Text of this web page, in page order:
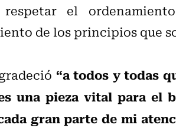
el
de los principios que
“a todos y todas
una pieza vital para el
gran parte de mi